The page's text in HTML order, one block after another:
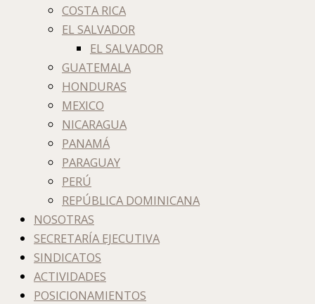
COSTA RICA
EL SALVADOR
EL SALVADOR
GUATEMALA
HONDURAS
MEXICO
NICARAGUA
PANAMÁ
PARAGUAY
PERÚ
REPÚBLICA DOMINICANA
NOSOTRAS
SECRETARÍA EJECUTIVA
SINDICATOS
ACTIVIDADES
POSICIONAMIENTOS